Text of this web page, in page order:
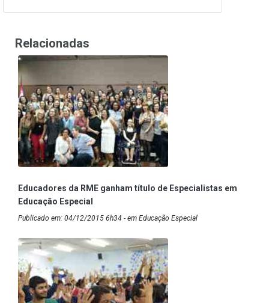
Relacionadas
Educadores da RME ganham título de Especialistas em
Educação Especial
Publicado em: 04/12/2015 6h34 - em Educação Especial